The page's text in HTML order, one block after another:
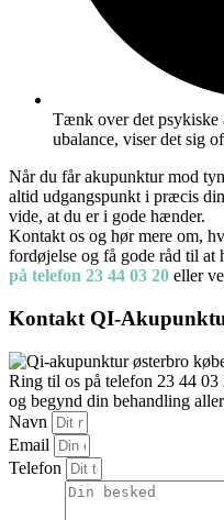
Tænk over det psykiske
ubalance, viser det sig
Når du får akupunktur mod
altid udgangspunkt i præcis
vide, at du er i gode hænder.
Kontakt os og hør mere om,
fordøjelse og få gode råd til at
på telefon 23 44 03 20 eller
Kontakt QI-
Ring til os på telefon 23 44
og begynd din behandling
Navn
Email
Telefon